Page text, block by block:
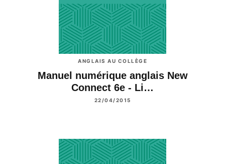
ANGLAIS AU COLLÈGE
Manuel numérique anglais New
Connect 6e - Li…
22/04/2015